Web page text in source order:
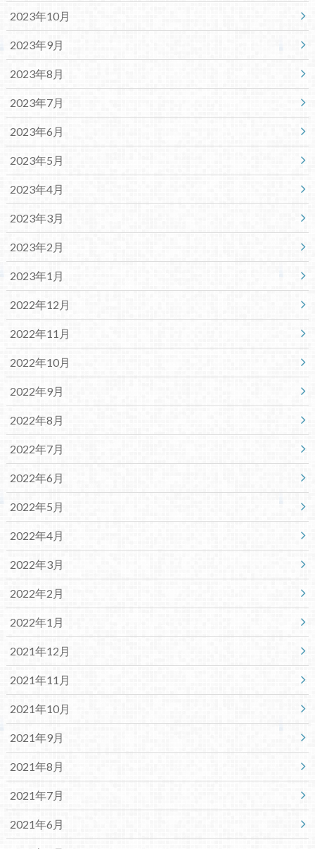
2023年10月
2023年9月
2023年8月
2023年7月
2023年6月
2023年5月
2023年4月
2023年3月
2023年2月
2023年1月
2022年12月
2022年11月
2022年10月
2022年9月
2022年8月
2022年7月
2022年6月
2022年5月
2022年4月
2022年3月
2022年2月
2022年1月
2021年12月
2021年11月
2021年10月
2021年9月
2021年8月
2021年7月
2021年6月